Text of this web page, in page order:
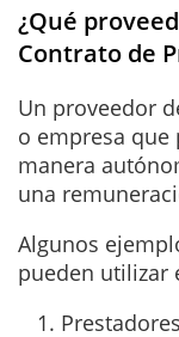
¿Qué
Contrato de
Un proveedor
o empresa que
manera
una
Algunos
pueden utilizar